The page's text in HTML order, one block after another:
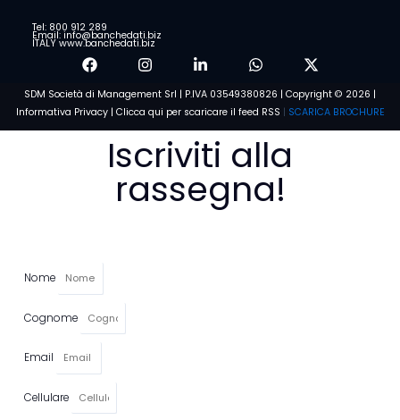
Tel: 800 912 289
Email: info@banchedati.biz
ITALY www.banchedati.biz
SDM Società di Management Srl | P.IVA 03549380826 | Copyright © 2026 |
Informativa Privacy | Clicca qui per scaricare il feed RSS | SCARICA BROCHURE
Iscriviti alla
rassegna!
Nome
Cognome
Email
Cellulare